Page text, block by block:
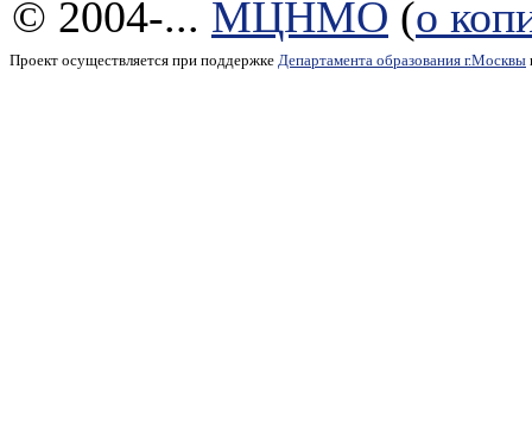
© 2004-... МЦНМО (о
Проект осуществляется при поддержке Департамента образования г.Москвы